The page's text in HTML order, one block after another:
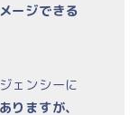
ージできる
ェンシーに
りますが、